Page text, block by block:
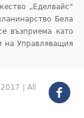
„Еделвайс“
Бела
възприема като
на Управляващия
| All